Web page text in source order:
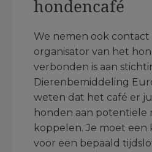
hondencafé
We nemen ook
organisator van het
verbonden is aan
Dierenbemiddeling
weten dat het café er
honden aan potentiële
koppelen. Je moet een
voor een bepaald